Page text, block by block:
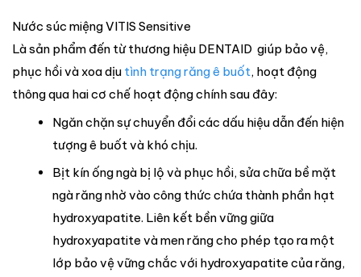
Nước súc miệng VITIS Sensitive
Là sản phẩm đến từ thương hiệu DENTAID giúp bảo vệ,
phục hồi và xoa dịu tình trạng răng ê buốt, hoạt động
thông qua hai cơ chế hoạt động chính sau đây:
Ngăn chặn sự chuyển đổi các dấu hiệu dẫn đến hiện
tượng ê buốt và khó chịu.
Bịt kín ống ngà bị lộ và phục hồi, sửa chữa bề mặt
ngà răng nhờ vào công thức chứa thành phần hạt
hydroxyapatite. Liên kết bền vững giữa
hydroxyapatite và men răng cho phép tạo ra một
lớp bảo vệ vững chắc với hydroxyapatite của răng,